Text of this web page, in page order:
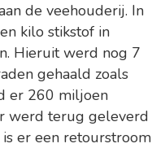
de veehouderij. In
kilo stikstof in
Hieruit werd nog 7
gehaald zoals
er 260 miljoen
werd terug geleverd
er een retourstroom